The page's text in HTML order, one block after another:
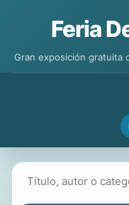
Feria
Gran exposición gratuita